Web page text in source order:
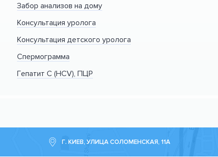
Забор анализов на дому
Консультация уролога
Консультация детского уролога
Спермограмма
Гепатит С (HCV), ПЦР
Г. КИЕВ, УЛИЦА СОЛОМЕНСКАЯ, 11А